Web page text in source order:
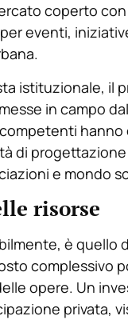
coperto
eventi,
istituzionale, il
in campo
di
e mondo
risorse
è quello
complessivo
opere. Un
privata,